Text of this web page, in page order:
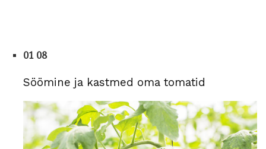
01 08
Söömine ja kastmed oma tomatid